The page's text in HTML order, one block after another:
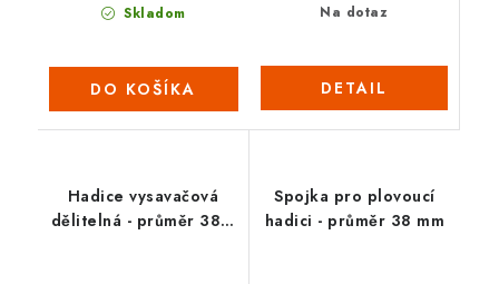
Skladom
DO KOŠÍKA
Na dotaz
DETAIL
Hadice vysavačová
dělitelná - průměr 38 /
Spojka pro plovoucí
hadici - průměr 38 mm